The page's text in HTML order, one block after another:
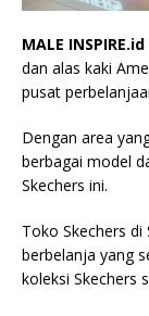
MALE INSPIRE.id
dan alas kaki
pusat
Dengan area
berbagai model
Skechers ini.
Toko Skechers
berbelanja yang
koleksi Skechers